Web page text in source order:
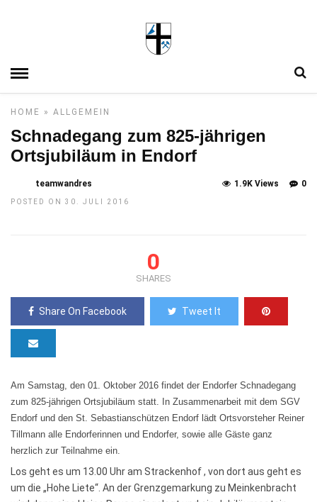
HOME » ALLGEMEIN
Schnadegang zum 825-jährigen
Ortsjubiläum in Endorf
teamwandres
POSTED ON 30. JULI 2016
0
1.9K Views
0
SHARES
Share On Facebook Tweet It
Am Samstag, den 01. Oktober 2016 findet der Endorfer Schnadegang
zum 825-jährigen Ortsjubiläum statt. In Zusammenarbeit mit dem SGV
Endorf und den St. Sebastianschützen Endorf lädt Ortsvorsteher Reiner
Tillmann alle Endorferinnen und Endorfer, sowie alle Gäste ganz
herzlich zur Teilnahme ein.
Los geht es um 13.00 Uhr am Strackenhof , von dort aus geht es
um die „Hohe Liete“. An der Grenzgemarkung zu Meinkenbracht